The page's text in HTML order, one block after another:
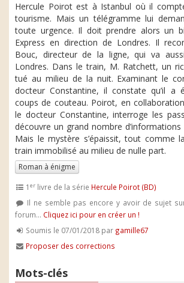
Hercule Poirot est à Istanbul où il
tourisme. Mais un télégramme lui
toute urgence. Il doit prendre alors un
Express en direction de Londres. Il
Bouc, directeur de la ligne, qui va
Londres. Dans le train, M. Ratchett, un
tué au milieu de la nuit. Examinant le
docteur Constantine, il constate qu’il a
coups de couteau. Poirot, en
le docteur Constantine, interroge les
découvre un grand nombre
Mais le mystère s’épaissit, tout comme
train immobilisé au milieu de nulle part.
Roman à énigme
1er livre de la série Hercule Poirot (BD)
Il ne semble pas encore y avoir de sujet
forum... Cliquez ici pour en créer un !
Soumis le 07/01/2018 par gamille67
Proposer des corrections
Mots-clés